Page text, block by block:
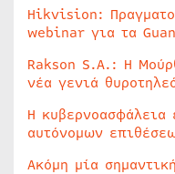
Hikvision:
webinar για τα
Rakson S.A.: Η
νέα γενιά
Η κυβερνοασφάλεια
αυτόνομων
Ακόμη μία